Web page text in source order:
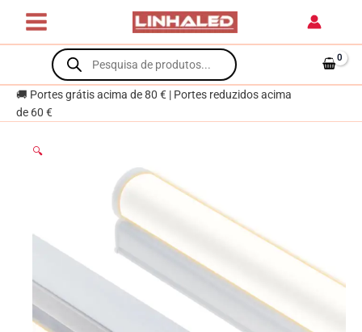
content
Products
search
🚚 Portes grátis acima de 80 € | Portes reduzidos acima
de 60 €
🔍
com
interruptor
810lm
3000K
Branco